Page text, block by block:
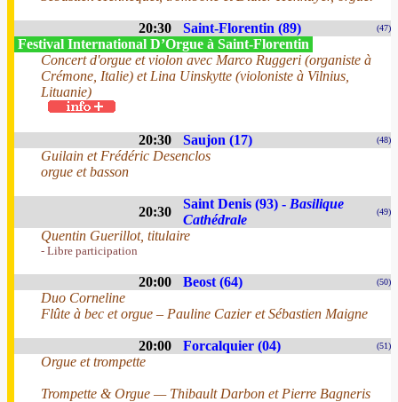
20:30 Saint-Florentin (89) (47)
Festival International D’Orgue à Saint-Florentin
Concert d'orgue et violon avec Marco Ruggeri (organiste à
Crémone, Italie) et Lina Uinskytte (violoniste à Vilnius,
Lituanie)
20:30 Saujon (17) (48)
Guilain et Frédéric Desenclos
orgue et basson
20:30
Saint Denis (93) - Basilique
Cathédrale
(49)
Quentin Guerillot, titulaire
- Libre participation
20:00 Beost (64) (50)
Duo Corneline
Flûte à bec et orgue – Pauline Cazier et Sébastien Maigne
20:00 Forcalquier (04) (51)
Orgue et trompette
Trompette & Orgue — Thibault Darbon et Pierre Bagneris